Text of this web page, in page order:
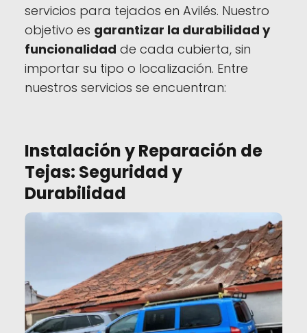
servicios para tejados en Avilés. Nuestro
objetivo es garantizar la durabilidad y
funcionalidad de cada cubierta, sin
importar su tipo o localización. Entre
nuestros servicios se encuentran:
Instalación y Reparación de
Tejas: Seguridad y
Durabilidad